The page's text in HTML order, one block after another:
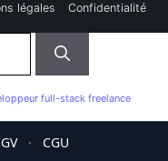
légales Confidentialité
full-stack freelance
· CGU